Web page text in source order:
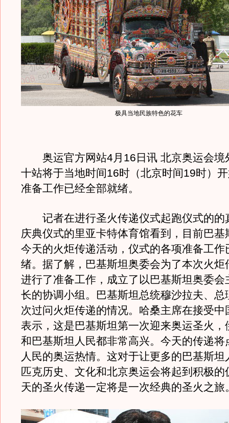
极具当地民族特色的花车
奥运官方网站4月16日讯 北京奥运会境
十站将于当地时间16时（北京时间19时）
准备工作已经全部就绪。
记者在进行圣火传递仪式起跑仪式的的
庆典仪式的里亚卡特体育馆看到，目前巴基
今天的火炬传递活动，仪式的各项准备工作
绪。据了解，巴基斯坦奥委会为了本次火炬
进行了准备工作，成立了以巴基斯坦奥委会
长的协调小组。巴基斯坦总统穆沙拉夫、总
次过问火炬传递的情况。哈桑主席在接受中
表示，这是巴基斯坦第一次迎来奥运圣火，
和巴基斯坦人民都非常高兴。今天的传递将
人民的奥运热情。这对于让更多的巴基斯坦
匹克历史、文化和北京奥运会将起到积极的
天的圣火传递一定将是一次经典的圣火之旅